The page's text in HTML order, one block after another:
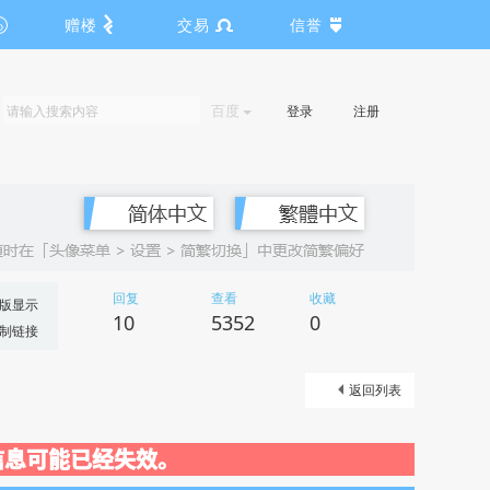
赠楼 交易 信誉
百度 登录 注册
显示
链接
回复
10
查看
5352
收藏
0
返回列表
可能已经失效。